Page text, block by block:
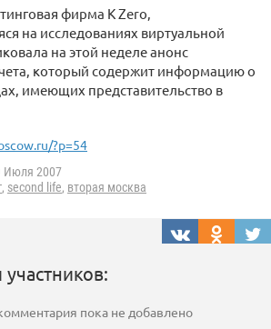
фирма K Zero,
на исследованиях виртуальной
на этой неделе анонс
который содержит информацию о
имеющих представительство в
?p=54
Июля 2007
, second life, вторая москва
пока не добавлено